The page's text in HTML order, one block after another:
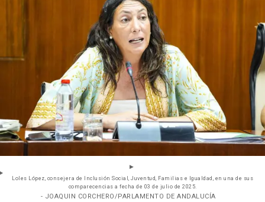
Loles López, consejera de Inclusión Social, Juventud, Familias e Igualdad, en una de sus
comparecencias a fecha de 03 de julio de 2025.
- JOAQUIN CORCHERO/PARLAMENTO DE ANDALUCÍA